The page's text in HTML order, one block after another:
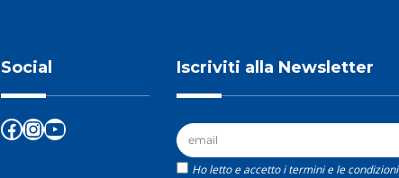
Social
Facebook
Instagram
YouTube
Iscriviti alla Newsletter
Ho letto e accetto i termini e le